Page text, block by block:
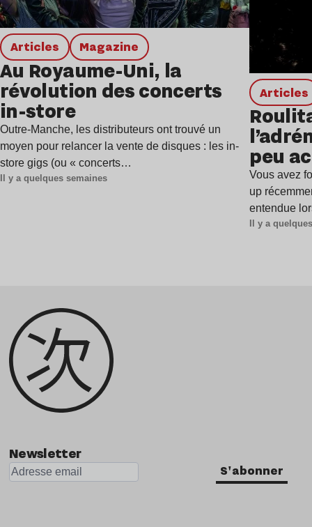
Articles magazine
Au Royaume-Uni, la
révolution des concerts
in-store
Outre-Manche, les distributeurs ont trouvé un
moyen pour relancer la vente de disques : les in-
store gigs (ou « concerts…
Il y a quelques semaines
Articles
peu
Vous avez
up
entendue
Il y a
Newsletter
S'abonner